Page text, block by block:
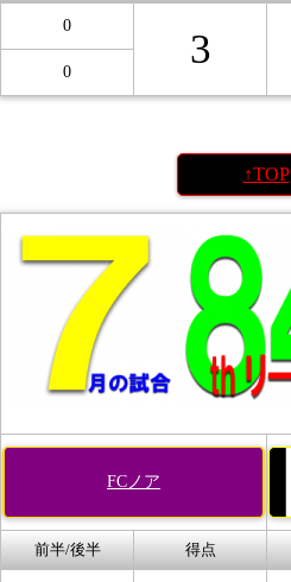
0
3
0
↑TOP
FCノア
前半/後半 得点